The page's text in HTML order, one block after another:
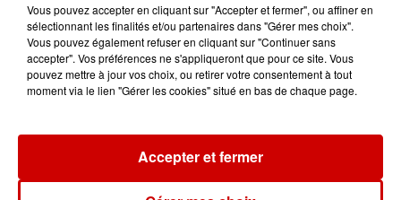
l’Amérique...
I Gotta Feeling : comment David
Vous pouvez accepter en cliquant sur "Accepter et fermer", ou affiner en
sélectionnant les finalités et/ou partenaires dans "Gérer mes choix".
Vous pouvez également refuser en cliquant sur "Continuer sans
accepter". Vos préférences ne s'appliqueront que pour ce site. Vous
pouvez mettre à jour vos choix, ou retirer votre consentement à tout
moment via le lien "Gérer les cookies" situé en bas de chaque page.
Accepter et fermer